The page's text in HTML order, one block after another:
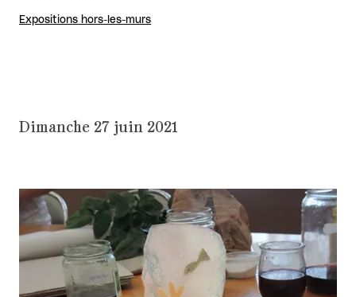
Expositions hors-les-murs
Dimanche 27 juin 2021